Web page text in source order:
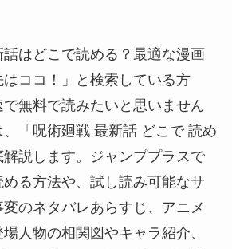
話はどこで読める？最適な漫画
はココ！」と検索している方
無料で読みたいと思いません
「呪術廻戦 最新話 どこで 読め
説します。ジャンププラスで
る方法や、試し読み可能なサ
のネタバレあらすじ、アニメ
人物の相関図やキャラ紹介、